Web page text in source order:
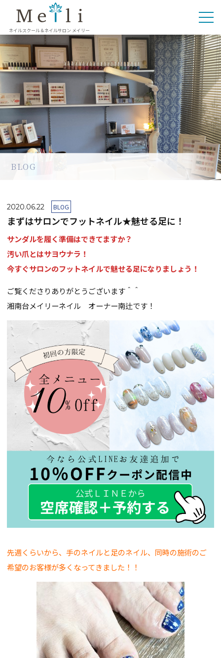
ネイルスクール＆ネイルサロン メイリー
BLOG
2020.06.22 BLOG
まずはサロンでフットネイル★魅せる足に！
サンダルを履く準備はできてますか？
汚い爪とはサヨウナラ！
今すぐサロンのフットネイルで魅せる足になりましょう！
ご覧くださりありがとうございます＾＾
湘南台メイリーネイル オーナー南辻です！
先週くらいから、手のネイルと足のネイル、同時の施術のご
希望のお客様が多くなってきました！！